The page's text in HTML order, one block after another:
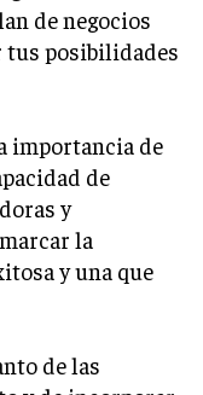
de negocios
posibilidades
importancia de
de
y
la
y una que
de las